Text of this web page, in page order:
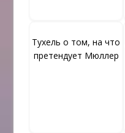
Тухель о том, на что
претендует Мюллер